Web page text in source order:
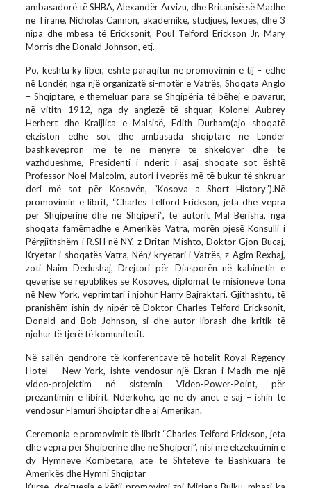
ambasadorë të SHBA, Alexandër Arvizu, dhe Britanisë së Madhe
në Tiranë, Nicholas Cannon, akademikë, studjues, lexues, dhe 3
nipa dhe mbesa të Ericksonit, Poul Telford Erickson Jr, Mary
Morris dhe Donald Johnson, etj.
Po, kështu ky libër, është paraqitur në promovimin e tij – edhe
në Londër, nga një organizatë si-motër e Vatrës, Shoqata Anglo
– Shqiptare, e themeluar para se Shqipëria të bëhej e pavarur,
në vititn 1912, nga dy anglezë të shquar, Kolonel Aubrey
Herbert dhe Kraijlica e Malsisë, Edith Durham(ajo shoqatë
ekziston edhe sot dhe ambasada shqiptare në Londër
bashkevepron me të në mënyrë të shkëlqyer dhe të
vazhdueshme, Presidenti i nderit i asaj shoqate sot është
Professor Noel Malcolm, autori i veprës më të bukur të shkruar
deri më sot për Kosovën, “Kosova a Short History”).Në
promovimin e librit, “Charles Telford Erickson, jeta dhe vepra
për Shqipërinë dhe në Shqipëri”, të autorit Mal Berisha, nga
shoqata famëmadhe e Amerikës Vatra, morën pjesë Konsulli i
Përgjithshëm i R.SH në NY, z Dritan Mishto, Doktor Gjon Bucaj,
Kryetar i shoqatës Vatra, Nën/ kryetari i Vatrës, z Agim Rexhaj,
zoti Naim Dedushaj, Drejtori për Diasporën në kabinetin e
qeverisë së republikës së Kosovës, diplomat të misioneve tona
në New York, veprimtari i njohur Harry Bajraktari. Gjithashtu, të
pranishëm ishin dy nipër të Doktor Charles Telford Ericksonit,
Donald and Bob Johnson, si dhe autor librash dhe kritik të
njohur të tjerë të komunitetit.
Në sallën qendrore të konferencave të hotelit Royal Regency
Hotel – New York, ishte vendosur një Ekran i Madh me një
video-projektim në sistemin Video-Power-Point, për
prezantimin e libirit. Ndërkohë, që në dy anët e saj – ishin të
vendosur Flamuri Shqiptar dhe ai Amerikan.
Ceremonia e promovimit të librit “Charles Telford Erickson, jeta
dhe vepra për Shqipërinë dhe në Shqipëri”, nisi me ekzekutimin e
dy Hymneve Kombëtare, atë të Shteteve të Bashkuara të
Amerikës dhe Hymni Shqiptar